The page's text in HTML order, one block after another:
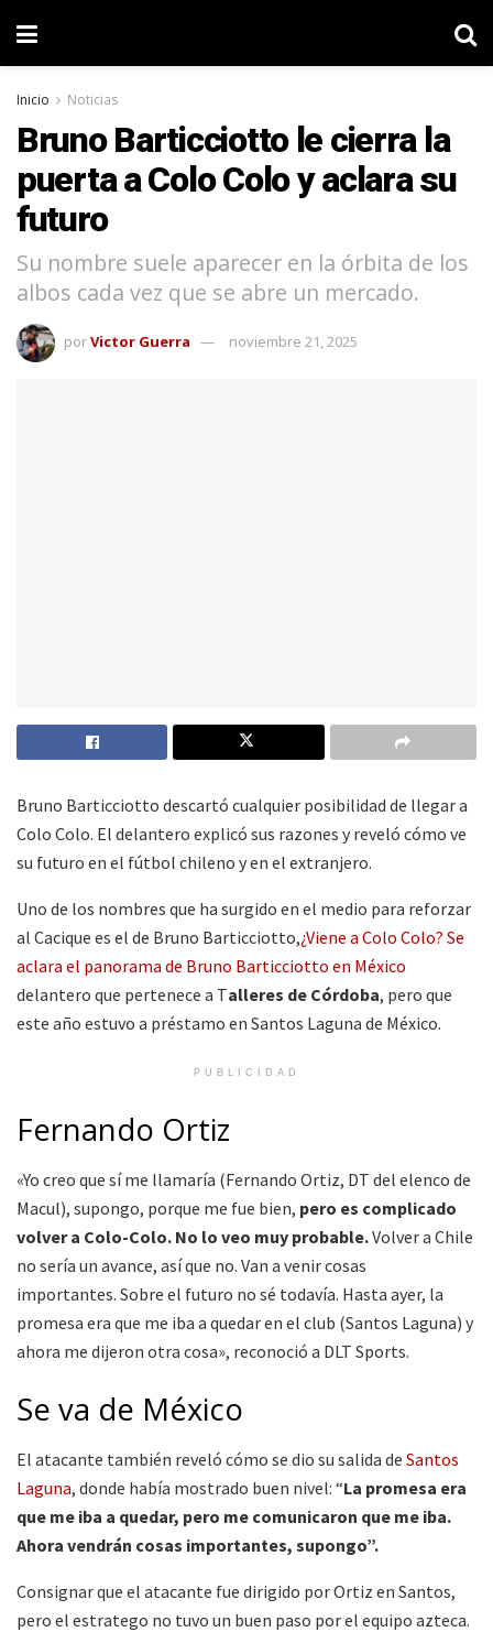
Inicio Noticias
Bruno Barticciotto le cierra la
puerta a Colo Colo y aclara su
futuro
Su nombre suele aparecer en la órbita de los
albos cada vez que se abre un mercado.
porVictor Guerra noviembre 21, 2025
Bruno Barticciotto descartó cualquier posibilidad de llegar a
Colo Colo. El delantero explicó sus razones y reveló cómo ve
su futuro en el fútbol chileno y en el extranjero.
Uno de los nombres que ha surgido en el medio para reforzar
al Cacique es el de Bruno Barticciotto,¿Viene a Colo Colo? Se
aclara el panorama de Bruno Barticciotto en México
delantero que pertenece a Talleres de Córdoba, pero que
este año estuvo a préstamo en Santos Laguna de México.
PUBLICIDAD
Fernando Ortiz
«Yo creo que sí me llamaría (Fernando Ortiz, DT del elenco de
Macul), supongo, porque me fue bien, pero es complicado
volver a Colo-Colo. No lo veo muy probable.Volver a Chile
no sería un avance, así que no. Van a venir cosas
importantes. Sobre el futuro no sé todavía. Hasta ayer, la
promesa era que me iba a quedar en el club (Santos Laguna) y
ahora me dijeron otra cosa», reconoció a DLT Sports.
Se va de México
El atacante también reveló cómo se dio su salida de Santos
Laguna, donde había mostrado buen nivel: “La promesa era
que me iba a quedar, pero me comunicaron que me iba.
Ahora vendrán cosas importantes, supongo”.
Consignar que el atacante fue dirigido por Ortiz en Santos,
pero el estratego no tuvo un buen paso por el equipo azteca.